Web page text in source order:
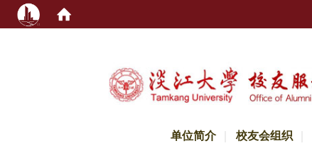
单位简介 校友会组织